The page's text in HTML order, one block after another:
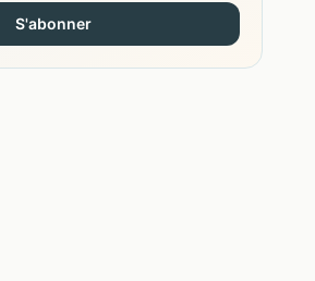
S'abonner